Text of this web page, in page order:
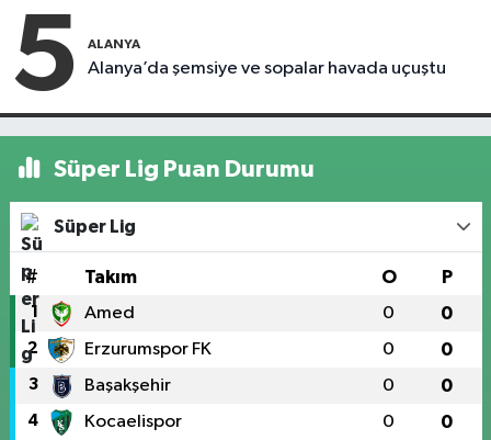
5 ALANYA
Alanya’da şemsiye ve sopalar havada uçuştu
Süper Lig Puan Durumu
Süper Lig
# Takım O P
1 Amed 0 0
2 Erzurumspor FK 0 0
3 Başakşehir 0 0
4 Kocaelispor 0 0